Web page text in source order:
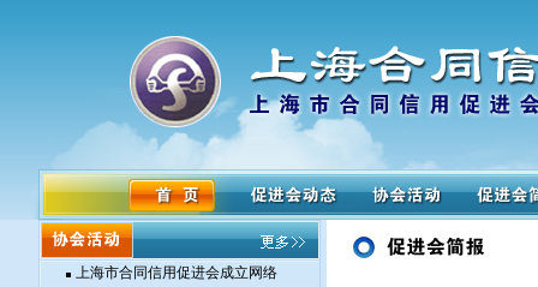
上海市合同信用促进会成立网络